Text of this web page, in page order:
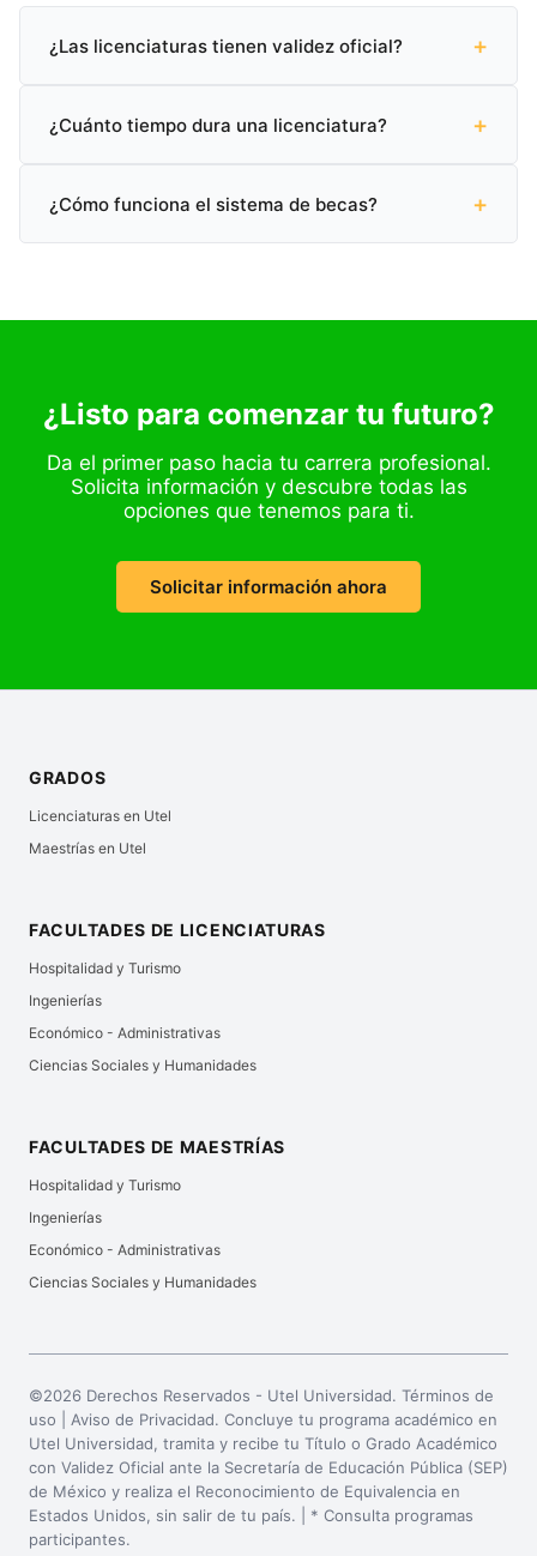
¿Las licenciaturas tienen validez oficial? +
oficial SEP (Secretaría de Educación Pública) en
¿Cuánto tiempo dura una licenciatura? +
nuestro programa acelerado, o completarla en el
¿Cómo funciona el sistema de becas? +
¿Listo para comenzar tu futuro?
Da el primer paso hacia tu carrera profesional.
Solicita información y descubre todas las
opciones que tenemos para ti.
Solicitar información ahora
GRADOS
Licenciaturas en Utel
Maestrías en Utel
FACULTADES DE LICENCIATURAS
Hospitalidad y Turismo
Ingenierías
Económico - Administrativas
Ciencias Sociales y Humanidades
FACULTADES DE MAESTRÍAS
Hospitalidad y Turismo
Ingenierías
Económico - Administrativas
Ciencias Sociales y Humanidades
©2026 Derechos Reservados - Utel Universidad. Términos de
uso | Aviso de Privacidad. Concluye tu programa académico en
Utel Universidad, tramita y recibe tu Título o Grado Académico
con Validez Oficial ante la Secretaría de Educación Pública (SEP)
de México y realiza el Reconocimiento de Equivalencia en
Estados Unidos, sin salir de tu país. | * Consulta programas
participantes.